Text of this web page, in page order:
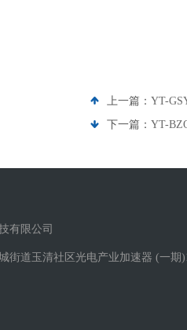
上一篇： YT-
下一篇： YT-
有限公司
街道玉清社区光电产业加速器 (一期